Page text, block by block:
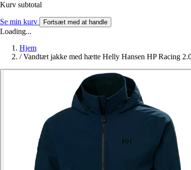
Kurv subtotal
Se min kurv Fortsæt med at handle
Loading...
Hjem
/ Vandtæt jakke med hætte Helly Hansen HP Racing